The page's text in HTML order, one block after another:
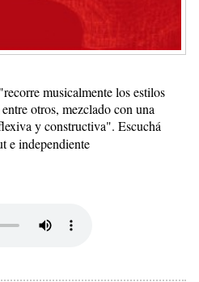
musicalmente los estilos
otros, mezclado con una
y constructiva". Escuchá
e independiente